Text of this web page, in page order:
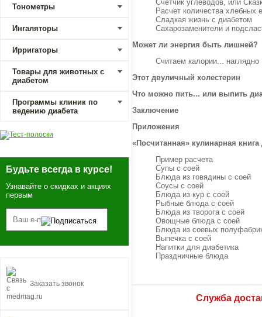
Тонометры
Ингаляторы
Ирригаторы
Товары для животных с
диабетом
Программы клиник по
ведению диабета
Будьте всегда в курсе!
Узнавайте о скидках и акциях
первым
Заказать звонок
Счетчик углеводов, или
Расчет количества хлебных
Сладкая жизнь с диабетом
Сахарозаменители и
Может ли энергия быть лишней?
Считаем калории... наглядно
Этот двуличный холестерин
Что можно пить... или выпить
Заключение
Приложения
«Посчитанная» кулинарная книга
Пример расчета
Супы с соей
Блюда из говядины с соей
Соусы с соей
Блюда из кур с соей
Рыбные блюда с соей
Блюда из творога с соей
Овощные блюда с соей
Блюда из соевых
Выпечка с соей
Напитки для диабетика
Праздничные блюда
Служба